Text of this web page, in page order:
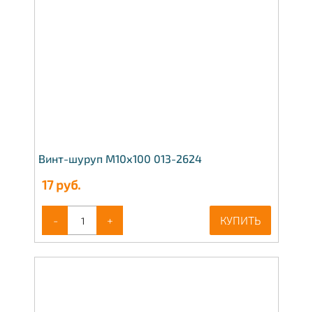
Винт-шуруп М10х100 013-2624
17руб.
- + КУПИТЬ